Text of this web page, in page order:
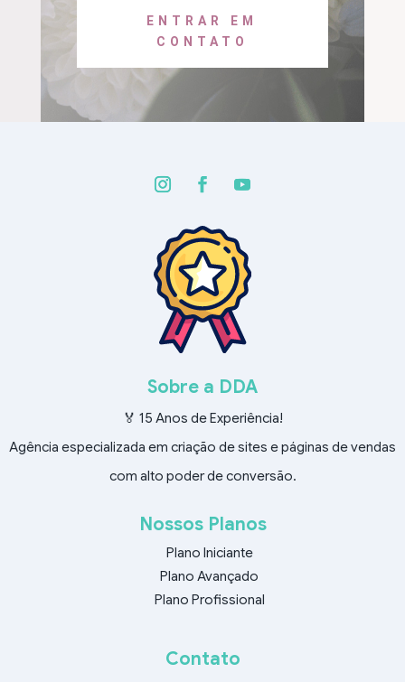
ENTRAR EM
CONTATO
Sobre a DDA
🏅 15 Anos de Experiência!
Agência especializada em criação de sites e páginas de vendas
com alto poder de conversão.
Nossos Planos
Plano Iniciante
Plano Avançado
Plano Profissional
Contato